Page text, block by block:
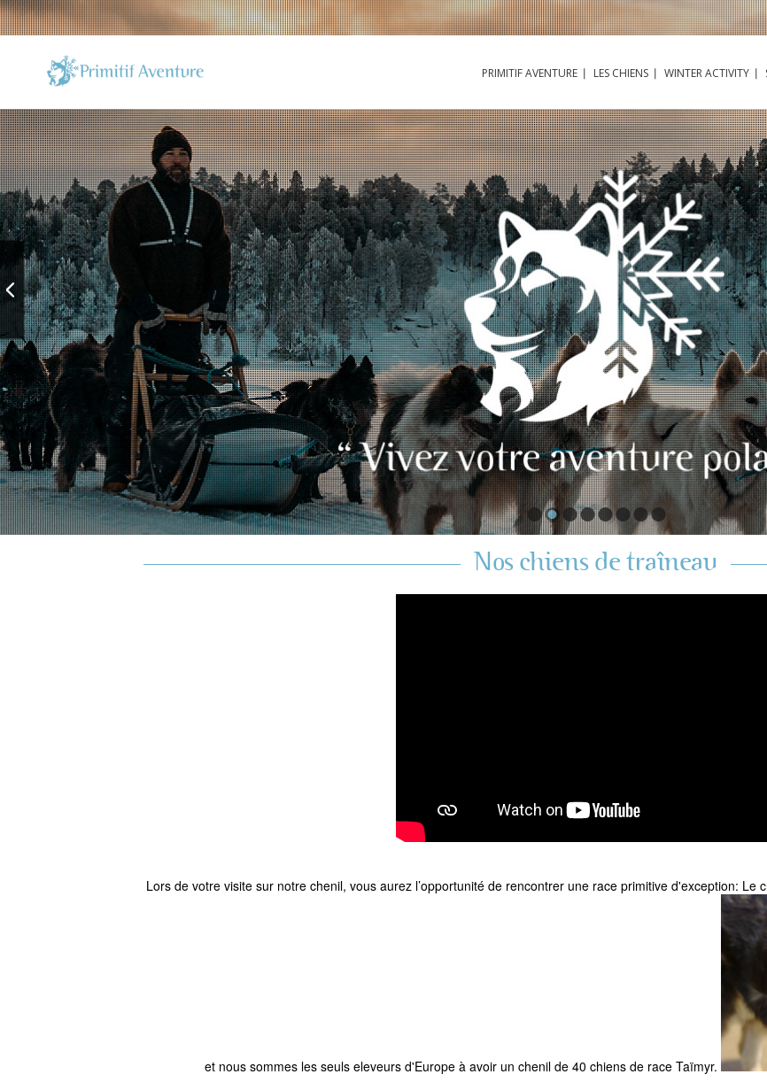
PRIMITIF AVENTURE LES CHIENS WINTER ACTIVITY
Nos chiens de traîneau
Lors de votre visite sur notre chenil, vous aurez l’opportunité de rencontrer une race primitive d'exception: Le
et nous sommes les seuls eleveurs d'Europe à avoir un chenil de 40 chiens de race Taïmyr.